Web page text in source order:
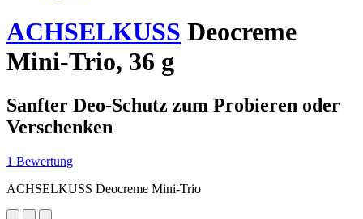
ACHSELKUSS Deocreme
Mini-Trio, 36 g
Sanfter Deo-Schutz zum Probieren oder
Verschenken
1 Bewertung
ACHSELKUSS Deocreme Mini-Trio